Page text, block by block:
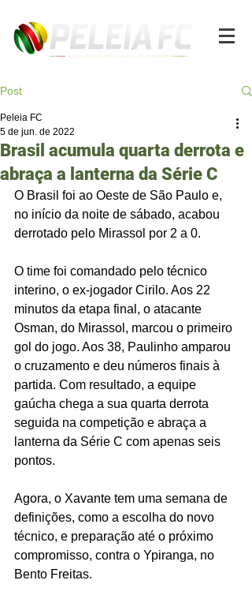
Post
Brasil acumula quarta derrota e
abraça a lanterna da Série C
Peleia FC
5 de jun. de 2022
O Brasil foi ao Oeste de São Paulo e,
no início da noite de sábado, acabou
derrotado pelo Mirassol por 2 a 0.
O time foi comandado pelo técnico
interino, o ex-jogador Cirilo. Aos 22
minutos da etapa final, o atacante
Osman, do Mirassol, marcou o primeiro
gol do jogo. Aos 38, Paulinho amparou
o cruzamento e deu números finais à
partida. Com resultado, a equipe
gaúcha chega a sua quarta derrota
seguida na competição e abraça a
lanterna da Série C com apenas seis
pontos.
Agora, o Xavante tem uma semana de
definições, como a escolha do novo
técnico, e preparação até o próximo
compromisso, contra o Ypiranga, no
Bento Freitas.